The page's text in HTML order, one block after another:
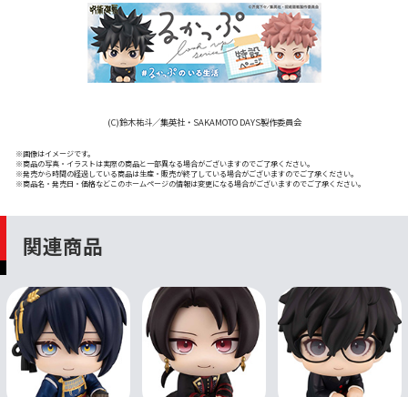
(C)鈴木祐斗／集英社・SAKAMOTO DAYS製作委員会
※画像はイメージです。
※商品の写真・イラストは実際の商品と一部異なる場合がございますのでご了承ください。
※発売から時間の経過している商品は生産・販売が終了している場合がございますのでご了承ください。
※商品名・発売日・価格などこのホームページの情報は変更になる場合がございますのでご了承ください。
関連商品